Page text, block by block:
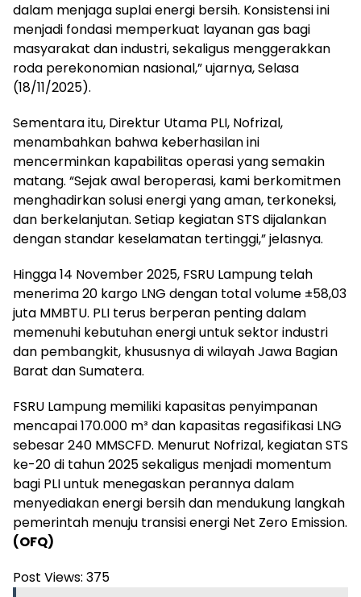
dalam menjaga suplai energi bersih. Konsistensi ini
menjadi fondasi memperkuat layanan gas bagi
masyarakat dan industri, sekaligus menggerakkan
roda perekonomian nasional,” ujarnya, Selasa
(18/11/2025).
Sementara itu, Direktur Utama PLI, Nofrizal,
menambahkan bahwa keberhasilan ini
mencerminkan kapabilitas operasi yang semakin
matang. “Sejak awal beroperasi, kami berkomitmen
menghadirkan solusi energi yang aman, terkoneksi,
dan berkelanjutan. Setiap kegiatan STS dijalankan
dengan standar keselamatan tertinggi,” jelasnya.
Hingga 14 November 2025, FSRU Lampung telah
menerima 20 kargo LNG dengan total volume ±58,03
juta MMBTU. PLI terus berperan penting dalam
memenuhi kebutuhan energi untuk sektor industri
dan pembangkit, khususnya di wilayah Jawa Bagian
Barat dan Sumatera.
FSRU Lampung memiliki kapasitas penyimpanan
mencapai 170.000 m³ dan kapasitas regasifikasi LNG
sebesar 240 MMSCFD. Menurut Nofrizal, kegiatan STS
ke-20 di tahun 2025 sekaligus menjadi momentum
bagi PLI untuk menegaskan perannya dalam
menyediakan energi bersih dan mendukung langkah
pemerintah menuju transisi energi Net Zero Emission.
(OFQ)
Post Views: 375